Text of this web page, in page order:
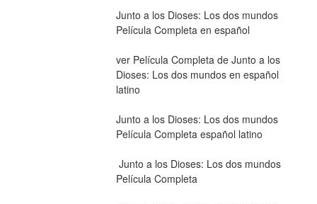
Junto a los Dioses: Los dos mundos
Película Completa en español
ver Película Completa de Junto a los
Dioses: Los dos mundos en español
latino
Junto a los Dioses: Los dos mundos
Película Completa español latino
Película Completa